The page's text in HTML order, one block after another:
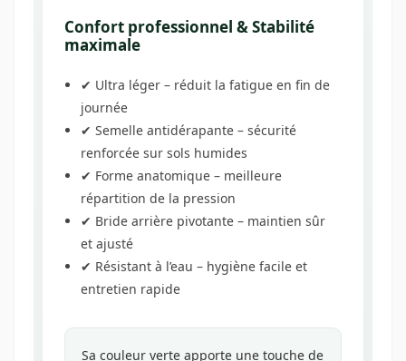
Confort professionnel & Stabilité
maximale
✔ Ultra léger – réduit la fatigue en fin de
journée
✔ Semelle antidérapante – sécurité
renforcée sur sols humides
✔ Forme anatomique – meilleure
répartition de la pression
✔ Bride arrière pivotante – maintien sûr
et ajusté
✔ Résistant à l’eau – hygiène facile et
entretien rapide
Sa couleur verte apporte une touche de